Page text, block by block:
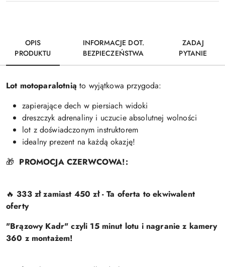
OPIS
PRODUKTU
INFORMACJE DOT.
BEZPIECZEŃSTWA
ZADAJ
PYTANIE
Lot motoparalotnią to wyjątkowa przygoda:
zapierające dech w piersiach widoki
dreszczyk adrenaliny i uczucie absolutnej wolności
lot z doświadczonym instruktorem
idealny prezent na każdą okazję!
🎁 PROMOCJA CZERWCOWA!:
🔥333 zł zamiast 450 zł - Ta oferta to ekwiwalent
oferty
"Brązowy Kadr" czyli 15 minut lotu i nagranie z kamery
360 z montażem!